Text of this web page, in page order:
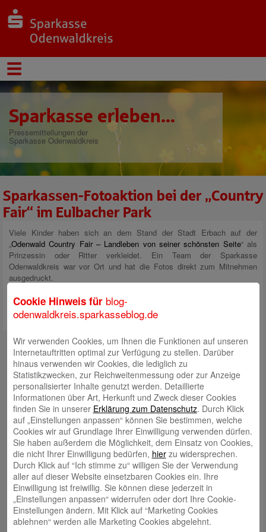
Sparkasse erleben...
Pressemitteilungen der
Sparkasse Odenwaldkreis
Sparkassen-Fotoaktion bei der „Country
Fair“ im Eulbacher Park
Viele Kinder haben sich an dem Stand der Stadt Erbach auf der
„Odenwald Country Fair – Landleben von seiner schönsten Seite“ als
Prinzessin oder Ritter verkleidet. Ein Team der Sparkasse
Odenwaldkreis war vor Ort und hat die Fotos direkt zum Mitnehmen
ausgedruckt.
Kontakt
mail@sparkasse-odenwaldkreis.de
Telefon: 06062 500
Auch per WhatsApp erreichbar!
Neueste Beiträge
Sparkassen Kino Open-Air-Sommer 2026 startet
Öffnungszeiten der Sparkasse zum Wiesenmarkt
Herausragende Vertriebsleistung in Jahr 2025: Team
des ImmobilienCenter der Sparkasse Odenwaldkreis
überzeugt mit Kompetenz, Service und Erfolgsbilanz
Cookie Hinweis für blog-
odenwaldkreis.sparkasseblog.de
Wir verwenden Cookies, um Ihnen die Funktionen auf unseren
Internetauftritten optimal zur Verfügung zu stellen. Darüber
hinaus verwenden wir Cookies, die lediglich zu
Statistikzwecken, zur Reichweitenmessung oder zur Anzeige
personalisierter Inhalte genutzt werden. Detaillierte
Informationen über Art, Herkunft und Zweck dieser Cookies
finden Sie in unserer Erklärung zum Datenschutz. Durch Klick
auf „Einstellungen anpassen“ können Sie bestimmen, welche
Cookies wir auf Grundlage Ihrer Einwilligung verwenden dürfen.
Sie haben außerdem die Möglichkeit, dem Einsatz von Cookies,
die nicht Ihrer Einwilligung bedürfen, hierzu widersprechen.
Durch Klick auf “Ich stimme zu“ willigen Sie der Verwendung
aller auf dieser Website einsetzbaren Cookies ein. Ihre
Einwilligung ist freiwillig. Sie können diese jederzeit in
„Einstellungen anpassen“ widerrufen oder dort Ihre Cookie-
Einstellungen ändern. Mit Klick auf “Marketing Cookies
ablehnen“ werden alle Marketing Cookies abgelehnt.